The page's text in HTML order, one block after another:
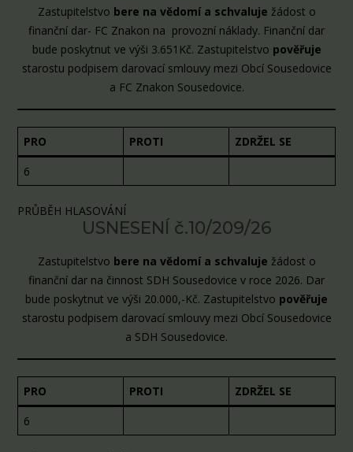
Zastupitelstvo bere na vědomí a schvaluje žádost o
finanční dar- FC Znakon na provozní náklady. Finanční dar
bude poskytnut ve výši 3.651Kč. Zastupitelstvo pověřuje
starostu podpisem darovací smlouvy mezi Obcí Sousedovice
a FC Znakon Sousedovice.
PRO PROTI
ZDRŽEL SE
6
PRŮBĚH HLASOVÁNÍ
USNESENÍ č.10/209/26
Zastupitelstvo bere na vědomí a schvaluje žádost o
finanční dar na činnost SDH Sousedovice v roce 2026. Dar
bude poskytnut ve výši 20.000,-Kč. Zastupitelstvo pověřuje
starostu podpisem darovací smlouvy mezi Obcí Sousedovice
a SDH Sousedovice.
PRO PROTI
ZDRŽEL SE
6